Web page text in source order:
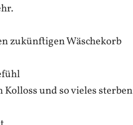
zukünftigen Wäschekorb
und so vieles sterben